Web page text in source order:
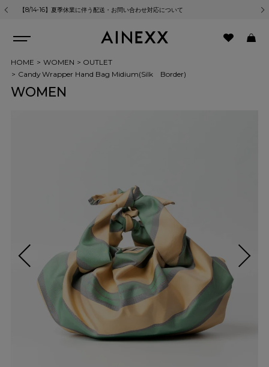
【8/14-16】夏季休業に伴う配送・お問い合わせ対応について 熊
HOME WOMEN
OUTLET
Candy Wrapper Hand Bag Midium(Silk Border)
WOMEN